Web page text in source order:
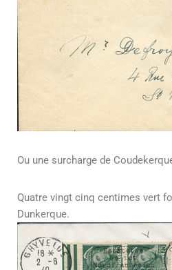
Ou une surcharge de
Quatre vingt cinq centimes vert
Dunkerque.